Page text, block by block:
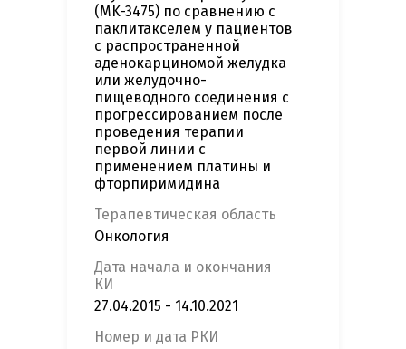
(MK-3475) по сравнению с
паклитакселем у пациентов
с распространенной
аденокарциномой желудка
или желудочно-
пищеводного соединения с
прогрессированием после
проведения терапии
первой линии с
применением платины и
фторпиримидина
Терапевтическая область
Онкология
Дата начала и окончания
КИ
27.04.2015 - 14.10.2021
Номер и дата РКИ